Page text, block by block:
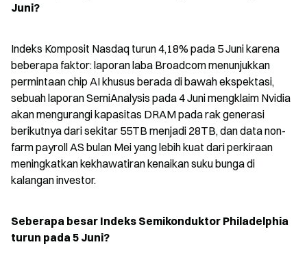
Juni?
Indeks Komposit Nasdaq turun 4,18% pada 5 Juni karena
beberapa faktor: laporan laba Broadcom menunjukkan
permintaan chip AI khusus berada di bawah ekspektasi,
sebuah laporan SemiAnalysis pada 4 Juni mengklaim Nvidia
akan mengurangi kapasitas DRAM pada rak generasi
berikutnya dari sekitar 55TB menjadi 28TB, dan data non-
farm payroll AS bulan Mei yang lebih kuat dari perkiraan
meningkatkan kekhawatiran kenaikan suku bunga di
kalangan investor.
Seberapa besar Indeks Semikonduktor Philadelphia
turun pada 5 Juni?